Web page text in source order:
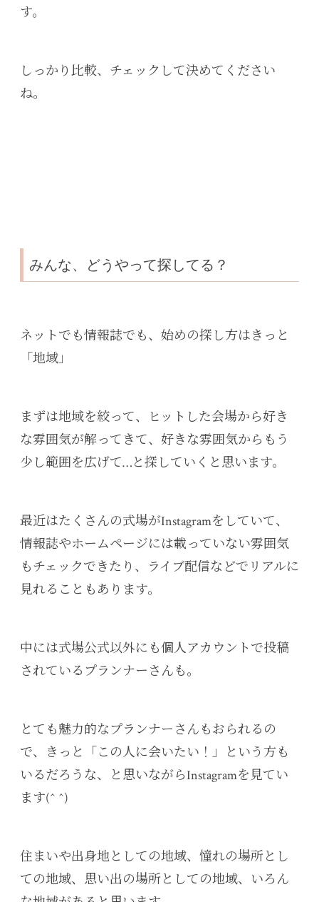
す。
しっかり比較、チェックして決めてください
ね。
みんな、どうやって探してる？
ネットでも情報誌でも、始めの探し方はきっと
「地域」
まずは地域を絞って、ヒットした会場から好き
な雰囲気が解ってきて、好きな雰囲気からもう
少し範囲を広げて…と探していくと思います。
最近はたくさんの式場がInstagramをしていて、
情報誌やホームページには載っていない雰囲気
もチェックできたり、ライブ配信などでリアルに
見れることもあります。
中には式場公式以外にも個人アカウントで投稿
されているプランナーさんも。
とても魅力的なプランナーさんもおられるの
で、きっと「この人に会いたい！」という方も
いるだろうな、と思いながらInstagramを見てい
ます(^ ^)
住まいや出身地としての地域、憧れの場所とし
ての地域、思い出の場所としての地域、いろん